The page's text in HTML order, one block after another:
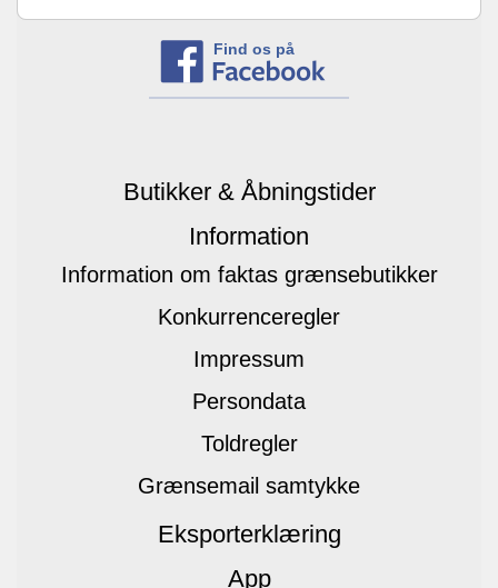
Find os på
Butikker & Åbningstider
Information
Information om faktas grænsebutikker
Konkurrenceregler
Impressum
Persondata
Toldregler
Grænsemail samtykke
Eksporterklæring
App